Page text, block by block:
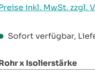
inkl. MwSt. zzgl.
Sofort verfügbar,
x Isolierstärke